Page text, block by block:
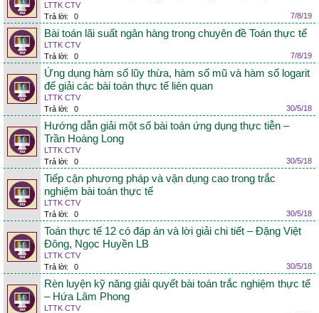
LTTK CTV
Trả lời:
0 7/8/19
Bài toán lãi suất ngân hàng trong chuyên đề Toán thực tế
LTTK CTV
Trả lời:
0 7/8/19
Ứng dụng hàm số lũy thừa, hàm số mũ và hàm số logarit
đế giải các bài toán thực tế liên quan
LTTK CTV
Trả lời:
0 30/5/18
Hướng dẫn giải một số bài toán ứng dụng thực tiễn –
Trần Hoàng Long
LTTK CTV
Trả lời:
0 30/5/18
Tiếp cận phương pháp và vận dụng cao trong trắc
nghiệm bài toán thực tế
LTTK CTV
Trả lời:
0 30/5/18
Toán thực tế 12 có đáp án và lời giải chi tiết – Đặng Việt
Đông, Ngọc Huyền LB
LTTK CTV
Trả lời:
0 30/5/18
Rèn luyện kỹ năng giải quyết bài toán trắc nghiệm thực tế
– Hứa Lâm Phong
LTTK CTV